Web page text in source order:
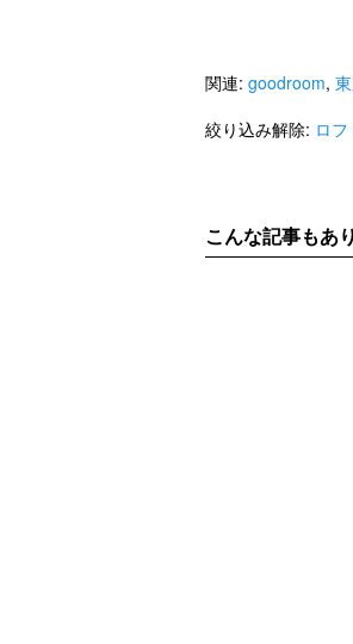
関連: goodroom,
絞り込み解除: ロフ
こんな記事もあ